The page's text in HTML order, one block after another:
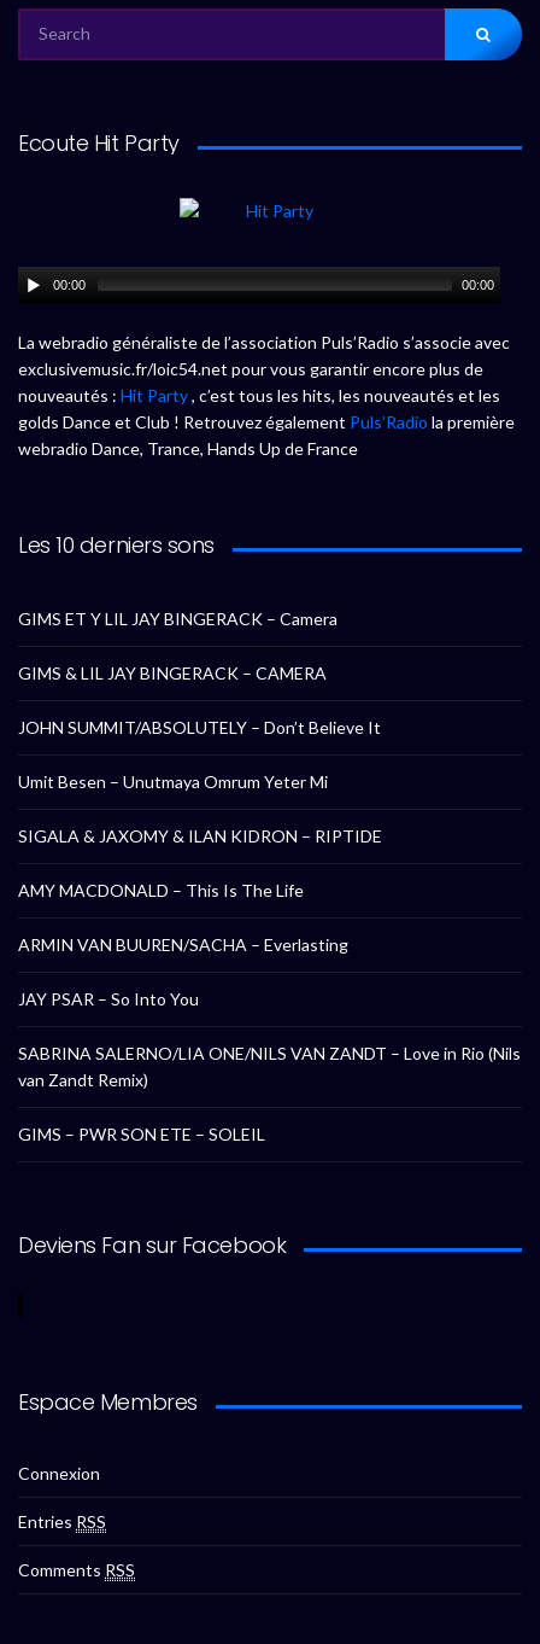
FOR:
Ecoute Hit Party
00:00 00:00
La webradio généraliste de l’association Puls’Radio s’associe avec
exclusivemusic.fr/loic54.net pour vous garantir encore plus de
nouveautés : Hit Party, c’est tous les hits, les nouveautés et les
golds Dance et Club ! Retrouvez également Puls’Radio la première
webradio Dance, Trance, Hands Up de France
Les 10 derniers sons
GIMS ET Y LIL JAY BINGERACK – Camera
GIMS & LIL JAY BINGERACK – CAMERA
JOHN SUMMIT/ABSOLUTELY – Don’t Believe It
Umit Besen – Unutmaya Omrum Yeter Mi
SIGALA & JAXOMY & ILAN KIDRON – RIPTIDE
AMY MACDONALD – This Is The Life
ARMIN VAN BUUREN/SACHA – Everlasting
JAY PSAR – So Into You
SABRINA SALERNO/LIA ONE/NILS VAN ZANDT – Love in Rio (Nils
van Zandt Remix)
GIMS – PWR SON ETE – SOLEIL
Deviens Fan sur Facebook
Espace Membres
Connexion
Entries RSS
Comments RSS